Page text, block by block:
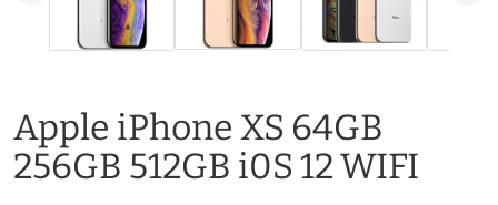
Apple iPhone XS 64GB
256GB 512GB i0S 12 WIFI